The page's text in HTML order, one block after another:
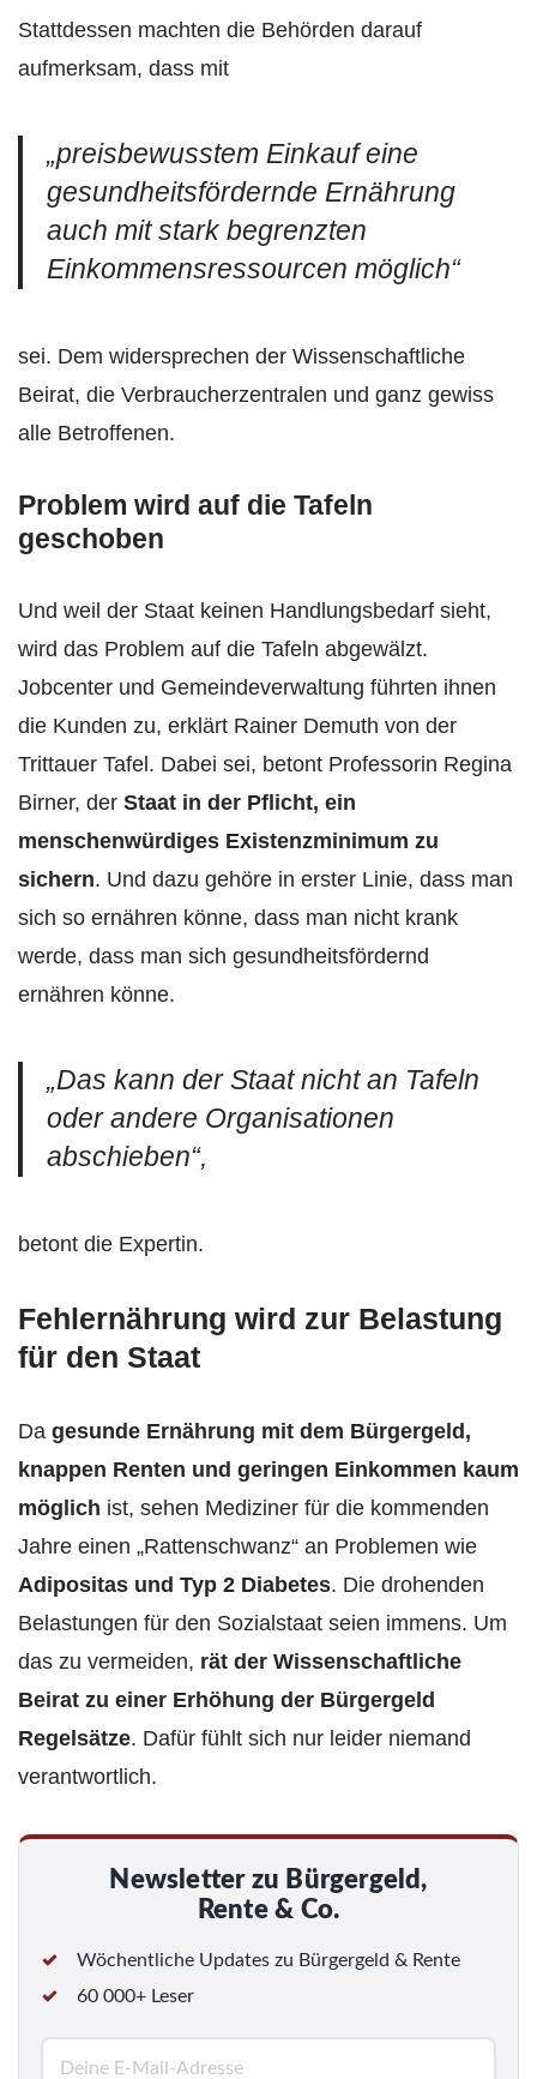
Stattdessen machten die Behörden darauf
aufmerksam, dass mit
„preisbewusstem Einkauf eine
gesundheitsfördernde Ernährung
auch mit stark begrenzten
Einkommensressourcen möglich“
sei. Dem widersprechen der Wissenschaftliche
Beirat, die Verbraucherzentralen und ganz gewiss
alle Betroffenen.
Problem wird auf die Tafeln
geschoben
Und weil der Staat keinen Handlungsbedarf sieht,
wird das Problem auf die Tafeln abgewälzt.
Jobcenter und Gemeindeverwaltung führten ihnen
die Kunden zu, erklärt Rainer Demuth von der
Trittauer Tafel. Dabei sei, betont Professorin Regina
Birner, der Staat in der Pflicht, ein
menschenwürdiges Existenzminimum zu
sichern. Und dazu gehöre in erster Linie, dass man
sich so ernähren könne, dass man nicht krank
werde, dass man sich gesundheitsfördernd
ernähren könne.
„Das kann der Staat nicht an Tafeln
oder andere Organisationen
abschieben“,
betont die Expertin.
Fehlernährung wird zur Belastung
für den Staat
Da gesunde Ernährung mit dem Bürgergeld,
knappen Renten und geringen Einkommen kaum
möglich ist, sehen Mediziner für die kommenden
Jahre einen „Rattenschwanz“ an Problemen wie
Adipositas und Typ 2 Diabetes. Die drohenden
Belastungen für den Sozialstaat seien immens. Um
das zu vermeiden, rät der Wissenschaftliche
Beirat zu einer Erhöhung der Bürgergeld
Regelsätze. Dafür fühlt sich nur leider niemand
verantwortlich.
Newsletter zu Bürgergeld,
Rente & Co.
Wöchentliche Updates zu Bürgergeld & Rente
60 000+ Leser